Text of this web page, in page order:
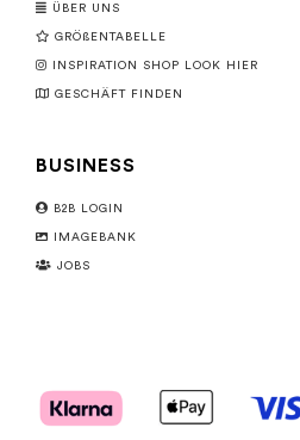
ÜBER UNS
GRÖßENTABELLE
INSPIRATION SHOP LOOK HIER
GESCHÄFT FINDEN
BUSINESS
B2B LOGIN
IMAGEBANK
JOBS